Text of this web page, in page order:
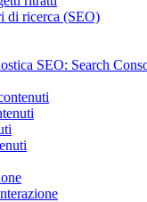
di ricerca (SEO)
SEO: Search